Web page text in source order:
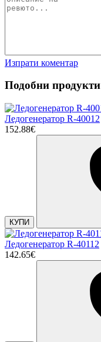
Изпрати коментар
Подобни продукти
Ледогенератор R-40012
152.88€
КУПИ
Ледогенератор R-40112
142.65€